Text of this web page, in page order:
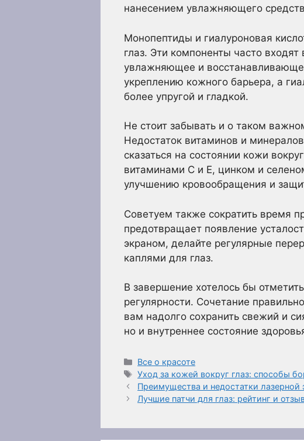
нанесением увлажняющего
Монопептиды и гиалуроновая
глаз. Эти компоненты часто
увлажняющее и
укреплению кожного барьера, а
более упругой и гладкой.
Не стоит забывать и о таком
Недостаток витаминов и
сказаться на состоянии кожи
витаминами С и Е, цинком и
улучшению кровообращения и
Советуем также сократить время
предотвращает появление
экраном, делайте регулярные
каплями для глаз.
В завершение хотелось бы
регулярности. Сочетание
вам надолго сохранить свежий и
но и внутреннее состояние
Рубрики
Все о красоте
Метки
Уход за кожей вокруг глаз: способы
Преимущества и недостатки лазерной
Лучшие патчи для глаз: рейтинг и